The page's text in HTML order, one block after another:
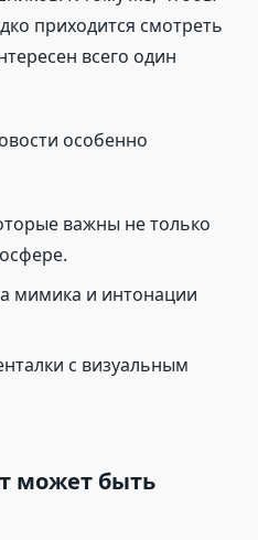
приходится смотреть
всего один
особенно
важны не только
мимика и интонации
с визуальным
может быть